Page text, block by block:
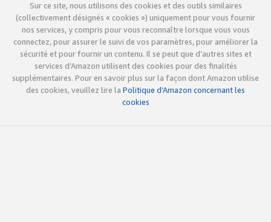
Sur ce site, nous utilisons des cookies et des outils similaires
(collectivement désignés « cookies ») uniquement pour vous fournir
nos services, y compris pour vous reconnaître lorsque vous vous
connectez, pour assurer le suivi de vos paramètres, pour améliorer la
sécurité et pour fournir un contenu. Il se peut que d’autres sites et
services d’Amazon utilisent des cookies pour des finalités
supplémentaires. Pour en savoir plus sur la façon dont Amazon utilise
des cookies, veuillez lire la Politique d’Amazon concernant les
cookies